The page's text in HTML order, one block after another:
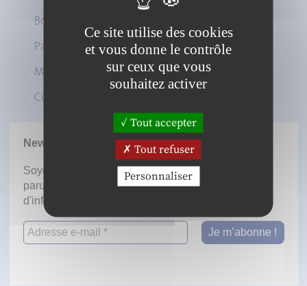
Boutique
Panier
Mon compte
Contact
Twitter
LinkedIn
Newsletter
Soyez informé dès la mise en ligne des prochaines
parutions en vous inscrivant à notre lettre
d'information.
Ce site utilise des cookies
et vous donne le contrôle
sur ceux que vous
souhaitez activer
Tout accepter
Tout refuser
Personnaliser